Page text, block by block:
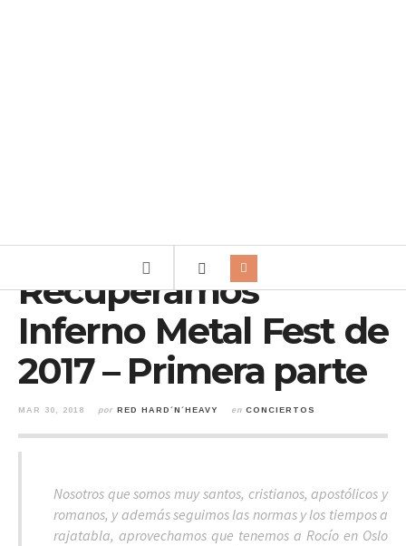
Recuperamos
Inferno Metal Fest de
2017 – Primera parte
MAR 30, 2018 por RED HARD´N´HEAVY en CONCIERTOS
Nosotros que somos muy santos, cristianos, apostólicos y
romanos, y además seguimos las normas y los tiempos a
rajatabla, aprovechamos que tenemos a Rocío en Oslo